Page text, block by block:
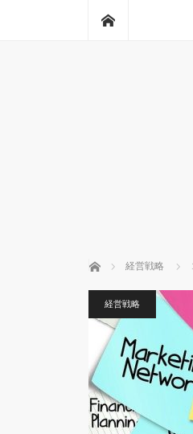
ホーム 経営戦略
経営戦略